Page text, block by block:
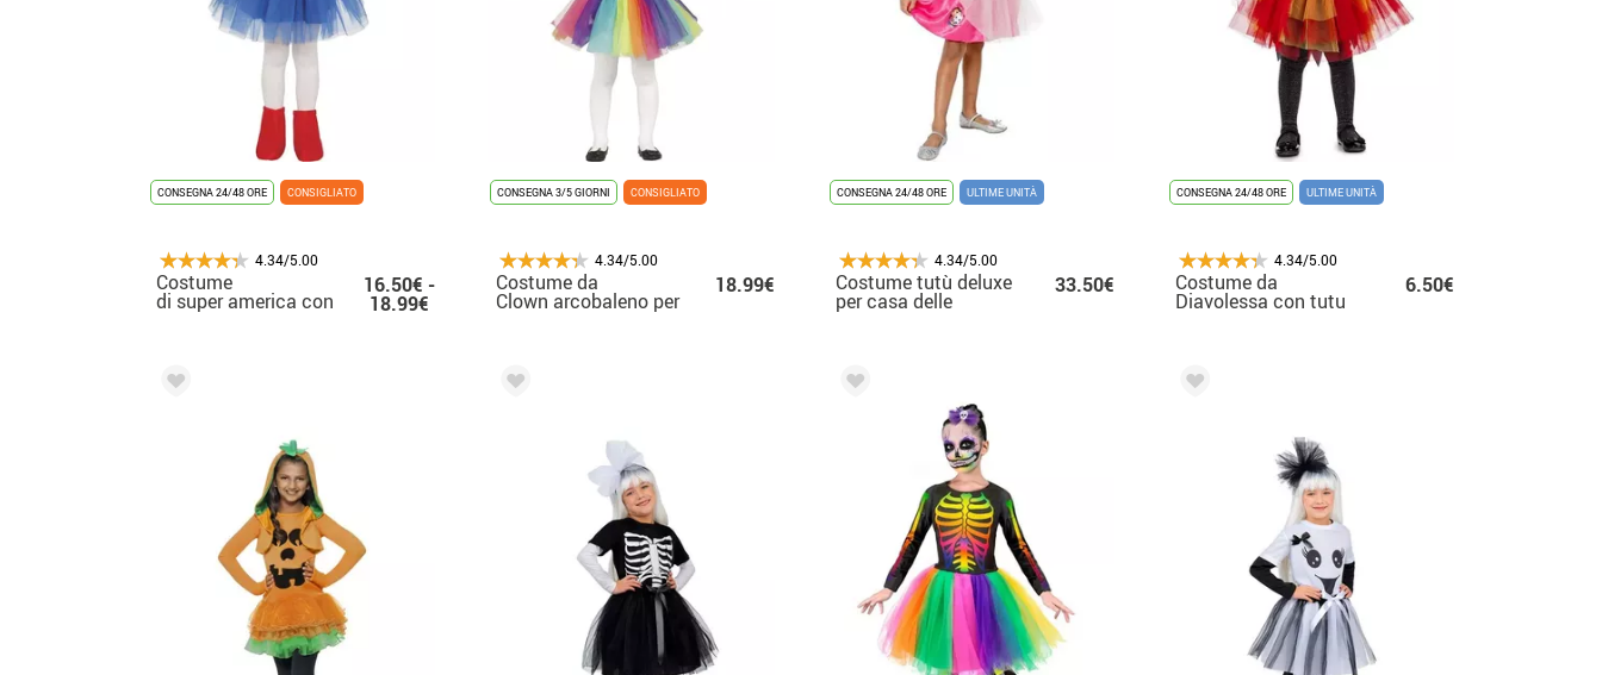
CONSEGNA 24/48 ORE CONSIGLIATO
4.34/5.00
Costume
di super america con
16.50€ -
18.99€
CONSEGNA 3/5 GIORNI CONSIGLIATO
4.34/5.00
Costume da
Clown arcobaleno per
18.99€
CONSEGNA 24/48 ORE ULTIME UNITÀ
4.34/5.00
Costume tutù deluxe
per casa delle
bambole Gabby per
33.50€
CONSEGNA 24/48 ORE ULTIME UNITÀ
4.34/5.00
Costume da
Diavolessa con tutu
6.50€